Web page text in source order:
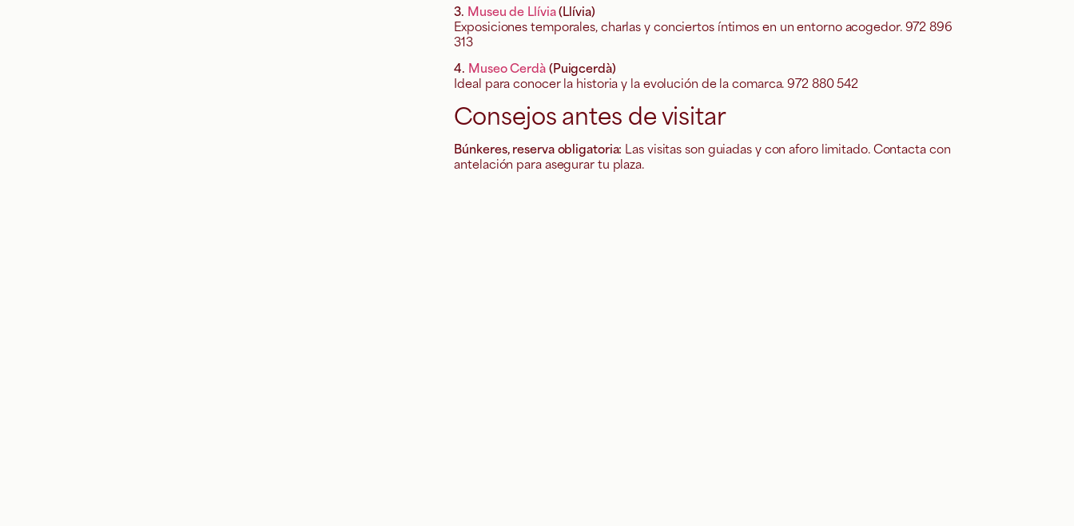
3. Museu de Llívia(Llívia)
Exposiciones temporales, charlas y conciertos íntimos en un entorno acogedor. 972 896
313
4. Museo Cerdà(Puigcerdà)
Ideal para conocer la historia y la evolución de la comarca. 972 880 542
Consejos antes de visitar
Búnkeres, reserva obligatoria: Las visitas son guiadas y con aforo limitado. Contacta con
antelación para asegurar tu plaza.